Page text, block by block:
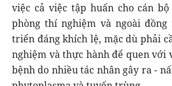
việc cả việc tập huấn cho cán
phòng thí nghiệm và ngoài
triển đáng khích lệ, mặc dù phải
nghiệm và thực hành để quen với
bệnh do nhiều tác nhân gây ra -